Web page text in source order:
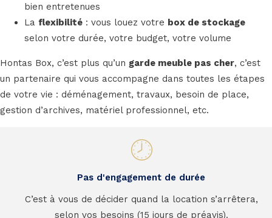
bien entretenues
La flexibilité : vous louez votre box de stockage
selon votre durée, votre budget, votre volume
Hontas Box, c’est plus qu’un garde meuble pas cher, c’est
un partenaire qui vous accompagne dans toutes les étapes
de votre vie : déménagement, travaux, besoin de place,
gestion d’archives, matériel professionnel, etc.
Pas d'engagement de durée
C’est à vous de décider quand la location s’arrêtera,
selon vos besoins (15 jours de préavis).